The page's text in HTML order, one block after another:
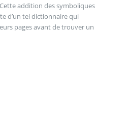
addition des symboliques
d’un tel dictionnaire qui
pages avant de trouver un